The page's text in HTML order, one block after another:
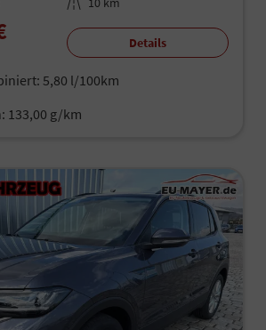
Details
5,80 l/100km
133,00 g/km